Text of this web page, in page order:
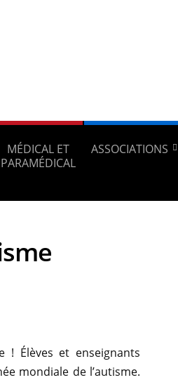
MÉDICAL ET
PARAMÉDICAL
ASSOCIATIONS
! Élèves et enseignants
mondiale de l’autisme.